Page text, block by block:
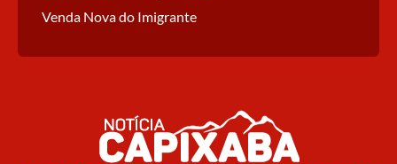
Venda Nova do Imigrante